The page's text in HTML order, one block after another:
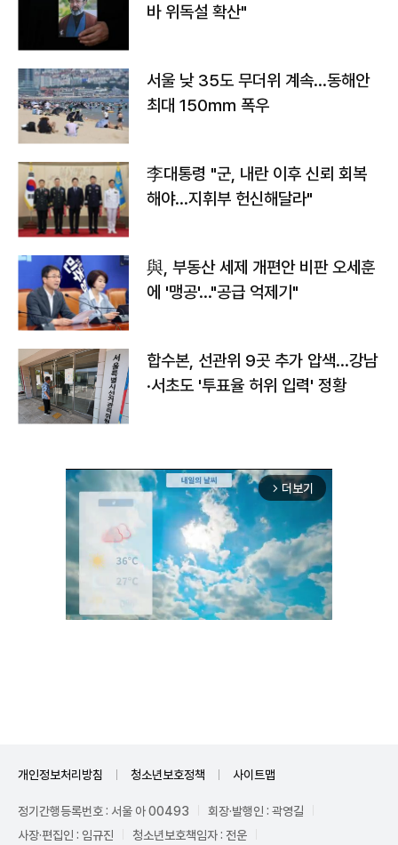
바 위독설 확산"
서울 낮 35도 무더위 계속…동해안
최대 150㎜ 폭우
李대통령 "군, 내란 이후 신뢰 회복
해야…지휘부 헌신해달라"
與, 부동산 세제 개편안 비판 오세훈
에 '맹공'…"공급 억제기"
합수본, 선관위 9곳 추가 압색…강남
·서초도 '투표율 허위 입력' 정황
arrow_forward_ios 더보기
개인정보처리방침 청소년보호정책 사이트맵
정기간행등록번호 : 서울 아 00493
회장·발행인 : 곽영길
사장·편집인 : 임규진
청소년보호책임자 : 전운